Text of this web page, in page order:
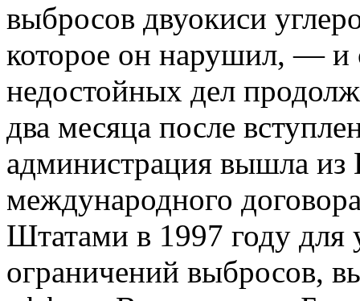
выбросов двуокиси
которое он нарушил, — и
недостойных дел
два месяца после
администрация вышла из
международного
Штатами в 1997 году для
ограничений выбросов,